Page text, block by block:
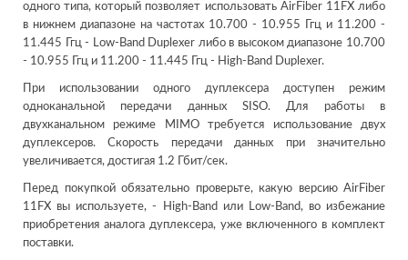
одного типа, который позволяет использовать AirFiber 11FX либо
в нижнем диапазоне на частотах 10.700 - 10.955 Ггц и 11.200 -
11.445 Ггц - Low-Band Duplexer либо в высоком диапазоне 10.700
- 10.955 Ггц и 11.200 - 11.445 Ггц - High-Band Duplexer.
При использовании одного дуплексера доступен режим
одноканальной передачи данных SISO. Для работы в
двухканальном режиме MIMO требуется использование двух
дуплексеров. Скорость передачи данных при значительно
увеличивается, достигая 1.2 Гбит/сек.
Перед покупкой обязательно проверьте, какую версию AirFiber
11FX вы используете, - High-Band или Low-Band, во избежание
приобретения аналога дуплексера, уже включенного в комплект
поставки.